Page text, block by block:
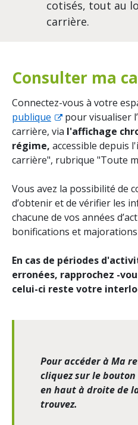
cotisés, tout au
carrière.
Consulter ma
Connectez-vous à votre
publique
pour visualiser
carrière, via l'affichage
régime, accessible depuis
carrière", rubrique "Toute
Vous avez la possibilité de
d’obtenir et de vérifier les
chacune de vos années
bonifications et
En cas de périodes
erronées, rapprochez -
celui-ci reste votre
Pour accéder à Ma
cliquez sur le
en haut à droite de
trouvez.